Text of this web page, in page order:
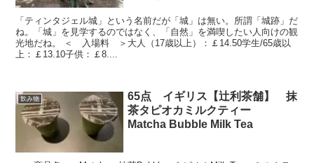
「ティンタジェル城」という名前だが「城」は無い。所謂「城跡」だ
ね。「城」を見学するのではなく、「自然」を満喫したい人向けの観
光地だね。 ＜ 入場料 ＞大人（17歳以上）：￡14.50学生/65歳以
上：￡13.10子供：￡8....
飲み物
65点 イギリス【辻利茶舗】 抹
茶タピオカミルクティー
Matcha Bubble Milk Tea